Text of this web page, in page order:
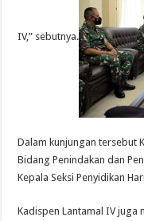
IV,” sebutnya.
Dalam kunjungan tersebut
Bidang Penindakan dan
Kepala Seksi Penyidikan
Kadispen Lantamal IV juga